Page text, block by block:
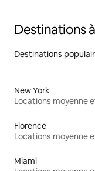
Destinations
Destinations
New York
Florence
Miami